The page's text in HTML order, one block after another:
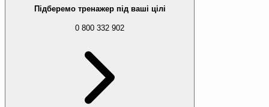
Підберемо тренажер під ваші цілі
0 800 332 902